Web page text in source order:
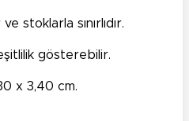
stoklarla sınırlıdır.
gösterebilir.
x 3,40 cm.